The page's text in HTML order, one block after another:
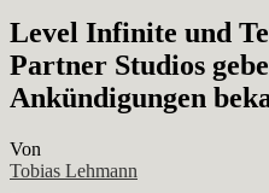
Level Infinite und
Partner Studios
Ankündigungen
Von
Tobias Lehmann